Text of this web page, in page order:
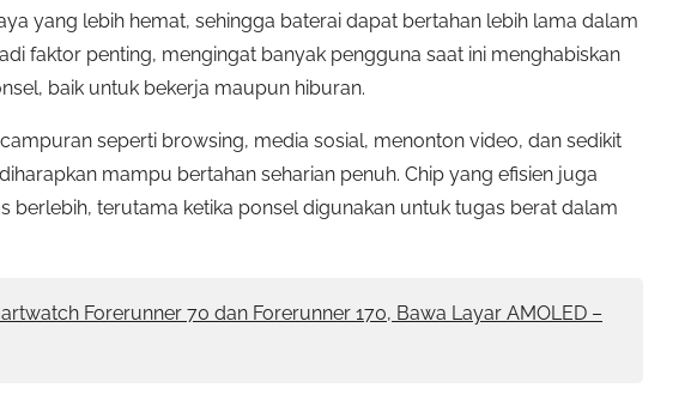
yang lebih hemat, sehingga baterai dapat bertahan lebih lama dalam
faktor penting, mengingat banyak pengguna saat ini menghabiskan
baik untuk bekerja maupun hiburan.
seperti browsing, media sosial, menonton video, dan sedikit
mampu bertahan seharian penuh. Chip yang efisien juga
berlebih, terutama ketika ponsel digunakan untuk tugas berat dalam
Forerunner 70 dan Forerunner 170, Bawa Layar AMOLED –